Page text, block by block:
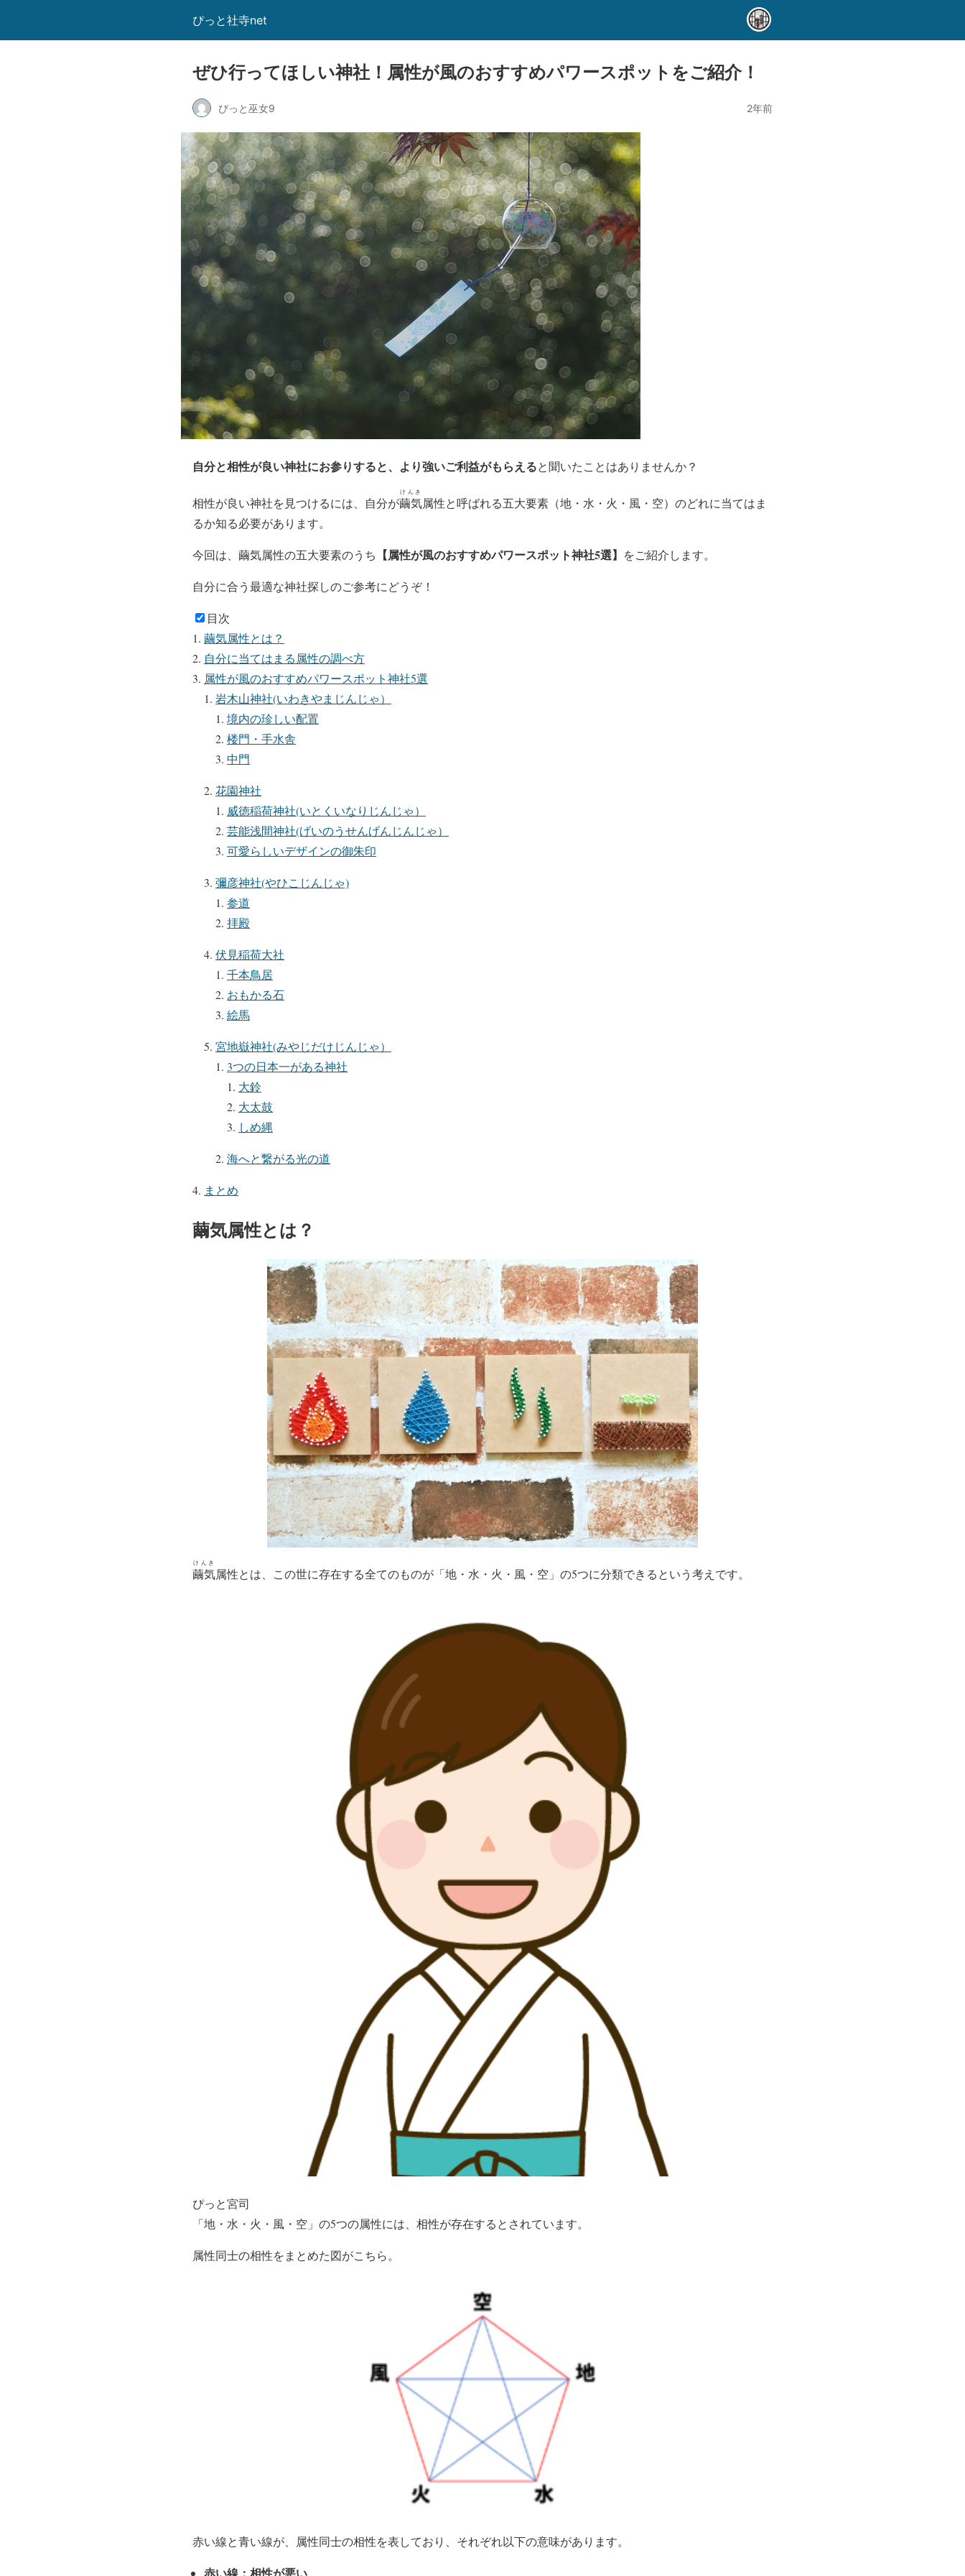
ぴっと社寺net
ぜひ行ってほしい神社！属性が風のおすすめパワースポットをご紹介！
ぴっと巫女9 2年前
自分と相性が良い神社にお参りすると、より強いご利益がもらえると聞いたことはありませんか？
相性が良い神社を見つけるには、自分が繭気
けんき
属性と呼ばれる五大要素（地・水・火・風・空）のどれに当てはま
るか知る必要があります。
今回は、繭気属性の五大要素のうち 【属性が風のおすすめパワースポット神社5選】 をご紹介します。
自分に合う最適な神社探しのご参考にどうぞ！
目次
繭気属性とは？
自分に当てはまる属性の調べ方
属性が風のおすすめパワースポット神社5選
岩木山神社(いわきやまじんじゃ）
境内の珍しい配置
楼門・手水舎
中門
花園神社
威徳稲荷神社(いとくいなりじんじゃ）
芸能浅間神社(げいのうせんげんじんじゃ）
可愛らしいデザインの御朱印
彌彦神社(やひこじんじゃ)
参道
拝殿
伏見稲荷大社
千本鳥居
おもかる石
絵馬
宮地嶽神社(みやじだけじんじゃ）
3つの日本一がある神社
大鈴
大太鼓
しめ縄
海へと繋がる光の道
まとめ
繭気属性とは？
繭気
けんき
属性とは、この世に存在する全てのものが「地・水・火・風・空」の5つに分類できるという考えです。
ぴっと宮司
「地・水・火・風・空」の5つの属性には、相性が存在するとされています。
属性同士の相性をまとめた図がこちら。
赤い線と青い線が、属性同士の相性を表しており、それぞれ以下の意味があります。
赤い線：相性が悪い